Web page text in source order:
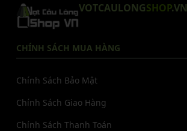
VOTCAULONGSHOP.VN
CHÍNH SÁCH MUA HÀNG
Chính Sách Bảo Mật
Chính Sách Giao Hàng
Chính Sách Thanh Toán